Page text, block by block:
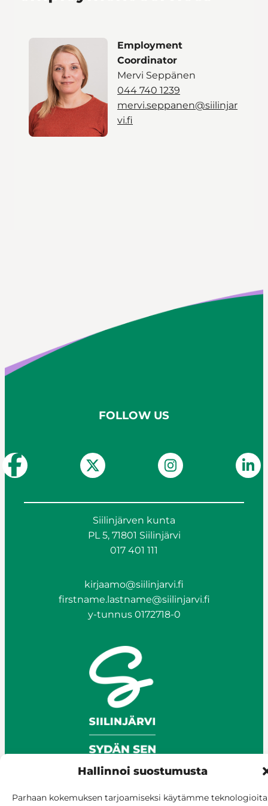
Hallinnoi suostumusta
Parhaan kokemuksen tarjoamiseksi käytämme
Employment
Coordinator
Mervi Seppänen
044 740 1239
mervi.seppanen@siilinjar
vi.fi
FOLLOW US
Siilinjärven kunta
PL 5, 71801 Siilinjärvi
017 401 111
kirjaamo@siilinjarvi.fi
firstname.lastname@siilinjarvi.fi
y-tunnus 0172718-0